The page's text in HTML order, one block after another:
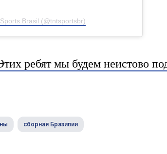
Brasil (@tntsportsbr)
ребят мы будем неистово
сборная Бразилии